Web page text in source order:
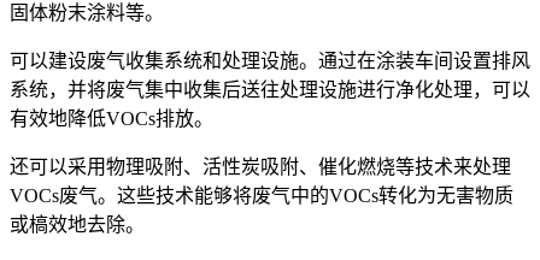
固体粉末涂料等。
可以建设废气收集系统和处理设施。通过在涂装车间设置排风
系统，并将废气集中收集后送往处理设施进行净化处理，可以
有效地降低VOCs排放。
还可以采用物理吸附、活性炭吸附、催化燃烧等技术来处理
VOCs废气。这些技术能够将废气中的VOCs转化为无害物质
或槁效地去除。